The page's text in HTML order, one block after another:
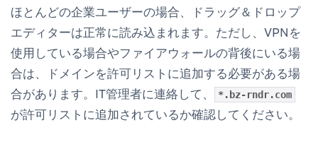
ほとんどの企業ユーザーの場合、ドラッグ＆ドロップ
エディターは正常に読み込まれます。ただし、VPNを
使用している場合やファイアウォールの背後にいる場
合は、ドメインを許可リストに追加する必要がある場
合があります。IT管理者に連絡して、
*.bz-rndr.com
が許可リストに追加されているか確認してください。